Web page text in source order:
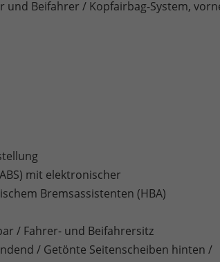
und Beifahrer / Kopfairbag-System,
mit elektronischer
Bremsassistenten (HBA)
/ Fahrer- und Beifahrersitz
/ Getönte Seitenscheiben hinten /